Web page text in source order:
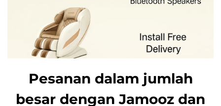
Pesanan dalam jumlah
besar dengan Jamooz dan